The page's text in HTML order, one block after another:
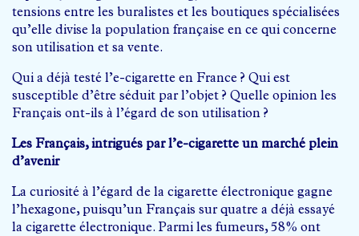
tensions entre les buralistes et les boutiques spécialisées
qu’elle divise la population française en ce qui concerne
son utilisation et sa vente.
Qui a déjà testé l’e-cigarette en France ? Qui est
susceptible d’être séduit par l’objet ? Quelle opinion les
Français ont-ils à l’égard de son utilisation ?
Les Français, intrigués par l’e-cigarette un marché plein
d’avenir
La curiosité à l’égard de la cigarette électronique gagne
l’hexagone, puisqu’un Français sur quatre a déjà essayé
la cigarette électronique. Parmi les fumeurs, 58% ont